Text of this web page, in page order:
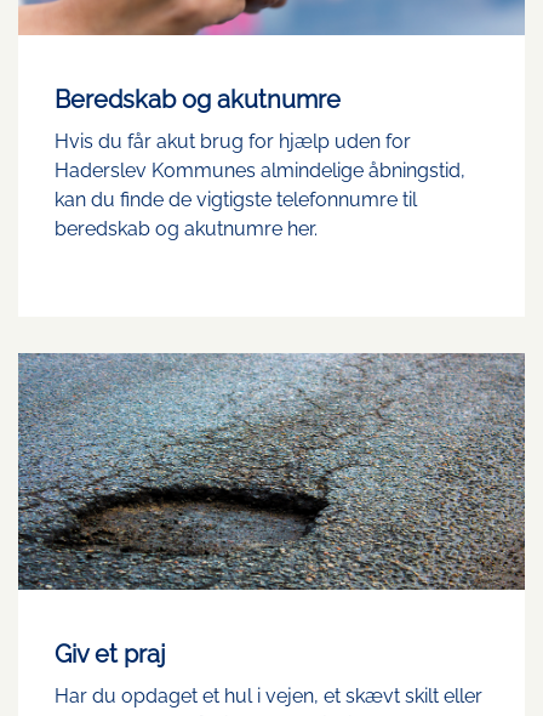
Beredskab og akutnumre
Hvis du får akut brug for hjælp uden for
Haderslev Kommunes almindelige åbningstid,
kan du finde de vigtigste telefonnumre til
beredskab og akutnumre her.
Giv et praj
Har du opdaget et hul i vejen, et skævt skilt eller